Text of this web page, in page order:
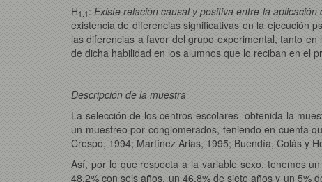
H1.1 : Existe relación causal y positiva entre la
existencia de diferencias significativas en la ejecución
las diferencias a favor del grupo experimental, tanto
de dicha habilidad en los alumnos que lo reciban en el
Descripción de la muestra
La selección de los centros escolares -obtenida la
un muestreo por conglomerados, teniendo en cuenta
Crespo, 1994; Martínez Arias, 1995; Buendía, Colás y
Así, por lo que respecta a la variable sexo, tenemos
48,2% con seis años, un 46,8% de siete años y un 5%